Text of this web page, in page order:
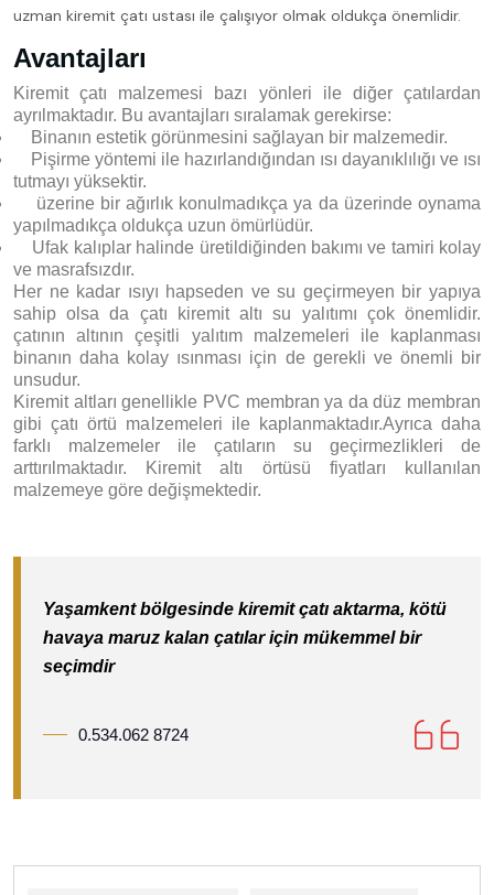
uzman kiremit çatı ustası ile çalışıyor olmak oldukça önemlidir.
Avantajları
Kiremit çatı malzemesi bazı yönleri ile diğer çatılardan
ayrılmaktadır. Bu avantajları sıralamak gerekirse:
Binanın estetik görünmesini sağlayan bir malzemedir.
Pişirme yöntemi ile hazırlandığından ısı dayanıklılığı ve ısı
tutmayı yüksektir.
üzerine bir ağırlık konulmadıkça ya da üzerinde oynama
yapılmadıkça oldukça uzun ömürlüdür.
Ufak kalıplar halinde üretildiğinden bakımı ve tamiri kolay
ve masrafsızdır.
Her ne kadar ısıyı hapseden ve su geçirmeyen bir yapıya
sahip olsa da çatı kiremit altı su yalıtımı çok önemlidir.
çatının altının çeşitli yalıtım malzemeleri ile kaplanması
binanın daha kolay ısınması için de gerekli ve önemli bir
unsudur.
Kiremit altları genellikle PVC membran ya da düz membran
gibi çatı örtü malzemeleri ile kaplanmaktadır.Ayrıca daha
farklı malzemeler ile çatıların su geçirmezlikleri de
arttırılmaktadır. Kiremit altı örtüsü fiyatları kullanılan
malzemeye göre değişmektedir.
Yaşamkent bölgesinde kiremit çatı aktarma, kötü
havaya maruz kalan çatılar için mükemmel bir
seçimdir
0.534.062 8724